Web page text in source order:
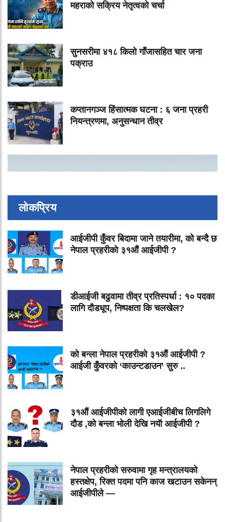
महराको सक्रिय नेतृत्वको चर्चा
सुनसरीमा ४१८ किलो गाँजासहित चार जना
पक्राउ
कप्तानगञ्ज हिंसात्मक घटना : ६ जना प्रहरी
नियन्त्रणमा, अनुसन्धान तीव्र
लोकप्रिय
आईजीपी कुँवर बिदामा जाने तयारीमा, को बन्दै छ
नेपाल प्रहरीको ३१औं आईजीपी ?
डीआईजी बढुवामा तीव्र प्रतिस्पर्धा : १० पदका
लागि दौडधूप, निष्पक्षता कि चलखेल?
को बन्ला नेपाल प्रहरीको ३१औं आईजीपी ?
आईजी कुँवरको ‘काउन्टडाउन’ सुरु ..
३१औं आईजीपीको लागी एआईजीबीच लिगलिगे
दौड ,को बन्ला भोली देखि नयॅा आईजीपी ?
नेपाल प्रहरीको सरुवामा गृह मन्त्रालयको
हस्तक्षेप, रिक्त पदमा पनि काज खटाउन सकेनन्
आईजीपीले —